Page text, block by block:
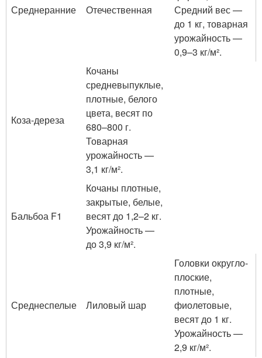
Среднеранние Отечественная
Средний вес —
до 1 кг, товарная
урожайность —
0,9–3 кг/м².
Коза-дереза
Кочаны
средневыпуклые,
плотные, белого
цвета, весят по
680–800 г.
Товарная
урожайность —
3,1 кг/м².
Бальбоа F1
Кочаны плотные,
закрытые, белые,
весят до 1,2–2 кг.
Урожайность —
до 3,9 кг/м².
Среднеспелые Лиловый шар
Головки округло-
плоские,
плотные,
фиолетовые,
весят до 1 кг.
Урожайность —
2,9 кг/м².